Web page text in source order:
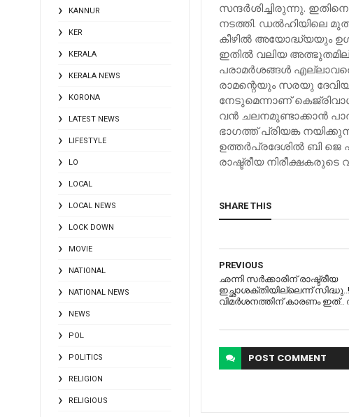
KANNUR
KER
KERALA
KERALA NEWS
KORONA
LATEST NEWS
LIFESTYLE
LO
LOCAL
LOCAL NEWS
LOCK DOWN
MOVIE
NATIONAL
NATIONAL NEWS
NEWS
POL
POLITICS
RELIGION
RELIGIOUS
സന്ദര്‍ശിച്ചിരുന്നു.
നടത്തി. ഡല്‍ഹിയിലെ
കീഴില്‍ അയോദ്ധ്യയും
ഇതില്‍ വലിയ
പരാമര്‍ശങ്ങള്‍
രാമന്റെയും സരയു
നേടുമെന്നാണ്
വന്‍ ചലനമുണ്ടാക്കാന്‍
ഭാഗത്ത് പ്രിയങ്ക
ഉത്തര്‍പ്രദേശില്‍ ബി ജെ
രാഷ്ട്രീയ
SHARE THIS
PREVIOUS
ഛന്നി സര്‍ക്കാരിന് രാഷ്ട്രീയ
ഇച്ഛാശക്തിയില്ലെന്ന്
വിമർശനത്തിന് കാരണം
POST COMMENT